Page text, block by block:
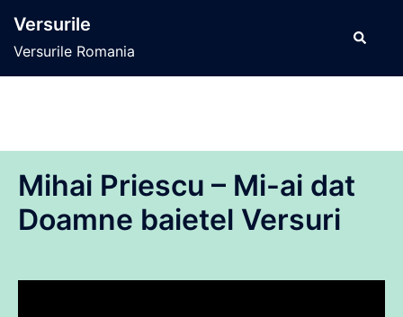
conținut
Versurile
Versurile Romania
Caută
Mihai Priescu – Mi-ai dat
Doamne baietel Versuri